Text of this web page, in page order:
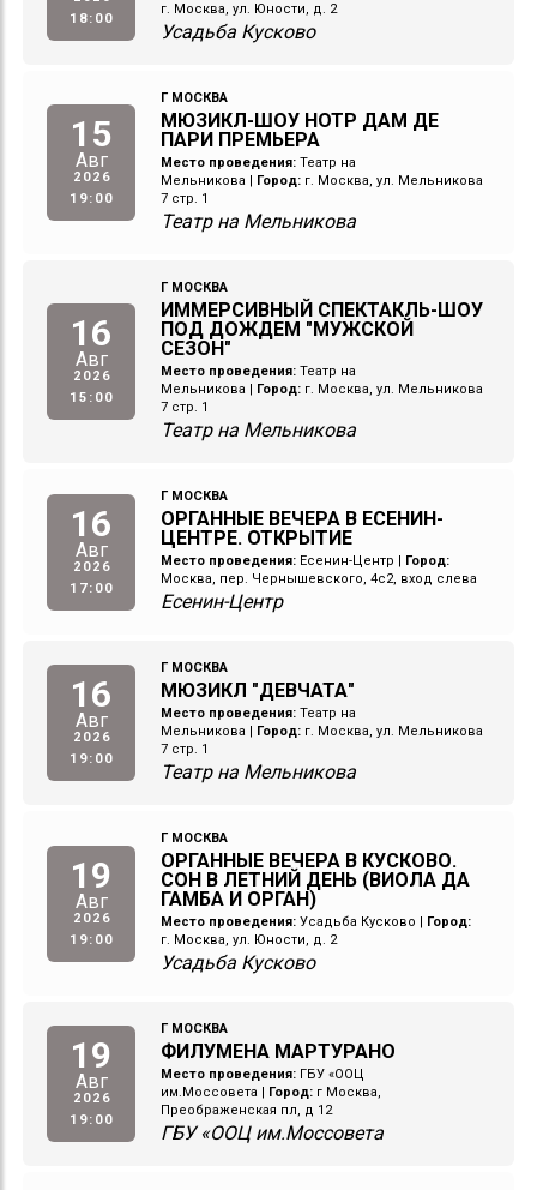
18:00
г. Москва, ул. Юности, д. 2
Усадьба Кусково
15
Авг
2026
19:00
Г МОСКВА
МЮЗИКЛ-ШОУ НОТР ДАМ ДЕ
ПАРИ ПРЕМЬЕРА
Место проведения: Театр на
Мельникова
Город: г. Москва, ул. Мельникова
7 стр. 1
Театр на Мельникова
16
Авг
2026
15:00
Г МОСКВА
ИММЕРСИВНЫЙ СПЕКТАКЛЬ-ШОУ
ПОД ДОЖДЕМ "МУЖСКОЙ
СЕЗОН"
Место проведения: Театр на
Мельникова
Город: г. Москва, ул. Мельникова
7 стр. 1
Театр на Мельникова
16
Авг
2026
17:00
Г МОСКВА
ОРГАННЫЕ ВЕЧЕРА В ЕСЕНИН-
ЦЕНТРЕ. ОТКРЫТИЕ
Место проведения: Есенин-Центр
Город:
Москва, пер. Чернышевского, 4с2, вход слева
Есенин-Центр
16
Авг
2026
19:00
Г МОСКВА
МЮЗИКЛ "ДЕВЧАТА"
Место проведения: Театр на
Мельникова
Город: г. Москва, ул. Мельникова
7 стр. 1
Театр на Мельникова
19
Авг
2026
19:00
Г МОСКВА
ОРГАННЫЕ ВЕЧЕРА В КУСКОВО.
СОН В ЛЕТНИЙ ДЕНЬ (ВИОЛА ДА
ГАМБА И ОРГАН)
Место проведения: Усадьба Кусково
Город:
г. Москва, ул. Юности, д. 2
Усадьба Кусково
19
Авг
2026
19:00
Г МОСКВА
ФИЛУМЕНА МАРТУРАНО
Место проведения: ГБУ «ООЦ
им.Моссовета
Город: г Москва,
Преображенская пл, д 12
ГБУ «ООЦ им.Моссовета